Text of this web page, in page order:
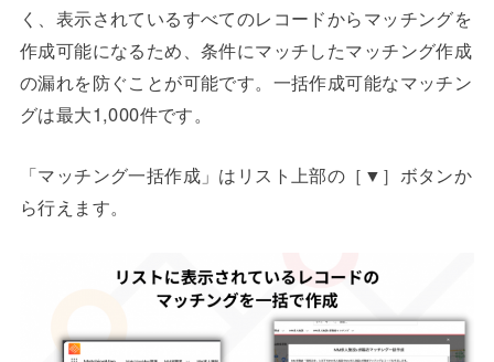
く、表示されているすべてのレコードからマッチングを
作成可能になるため、条件にマッチしたマッチング作成
の漏れを防ぐことが可能です。一括作成可能なマッチン
グは最大1,000件です。
「マッチング一括作成」はリスト上部の［▼］ボタンか
ら行えます。